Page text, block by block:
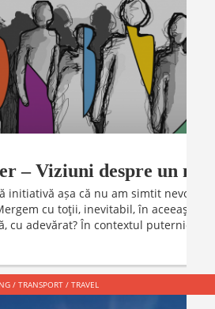
– Viziuni despre un
initiativă așa că nu am simtit nevoia
cu toţii, inevitabil, în aceeaşi
cu adevărat? În contextul
/ TRANSPORT/ TRAVEL